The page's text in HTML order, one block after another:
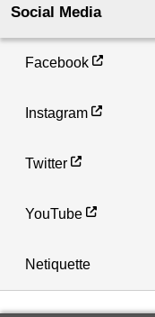
Social Media
Facebook
Instagram
Twitter
YouTube
Netiquette